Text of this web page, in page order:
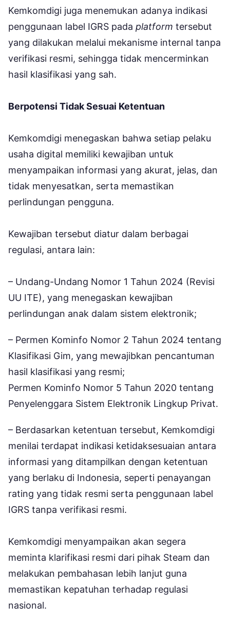
Kemkomdigi juga menemukan adanya indikasi
penggunaan label IGRS pada platform tersebut
yang dilakukan melalui mekanisme internal tanpa
verifikasi resmi, sehingga tidak mencerminkan
hasil klasifikasi yang sah.
Berpotensi Tidak Sesuai Ketentuan
Kemkomdigi menegaskan bahwa setiap pelaku
usaha digital memiliki kewajiban untuk
menyampaikan informasi yang akurat, jelas, dan
tidak menyesatkan, serta memastikan
perlindungan pengguna.
Kewajiban tersebut diatur dalam berbagai
regulasi, antara lain:
– Undang-Undang Nomor 1 Tahun 2024 (Revisi
UU ITE), yang menegaskan kewajiban
perlindungan anak dalam sistem elektronik;
– Permen Kominfo Nomor 2 Tahun 2024 tentang
Klasifikasi Gim, yang mewajibkan pencantuman
hasil klasifikasi yang resmi;
Permen Kominfo Nomor 5 Tahun 2020 tentang
Penyelenggara Sistem Elektronik Lingkup Privat.
– Berdasarkan ketentuan tersebut, Kemkomdigi
menilai terdapat indikasi ketidaksesuaian antara
informasi yang ditampilkan dengan ketentuan
yang berlaku di Indonesia, seperti penayangan
rating yang tidak resmi serta penggunaan label
IGRS tanpa verifikasi resmi.
Kemkomdigi menyampaikan akan segera
meminta klarifikasi resmi dari pihak Steam dan
melakukan pembahasan lebih lanjut guna
memastikan kepatuhan terhadap regulasi
nasional.